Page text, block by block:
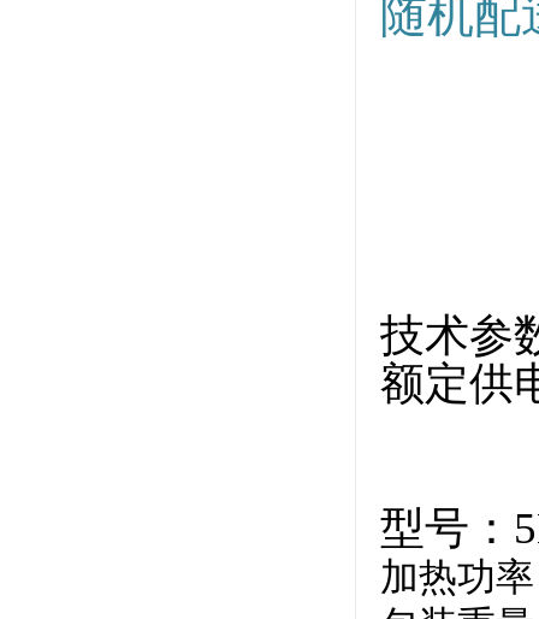
随机
技术参
额定供
型号：
加热功